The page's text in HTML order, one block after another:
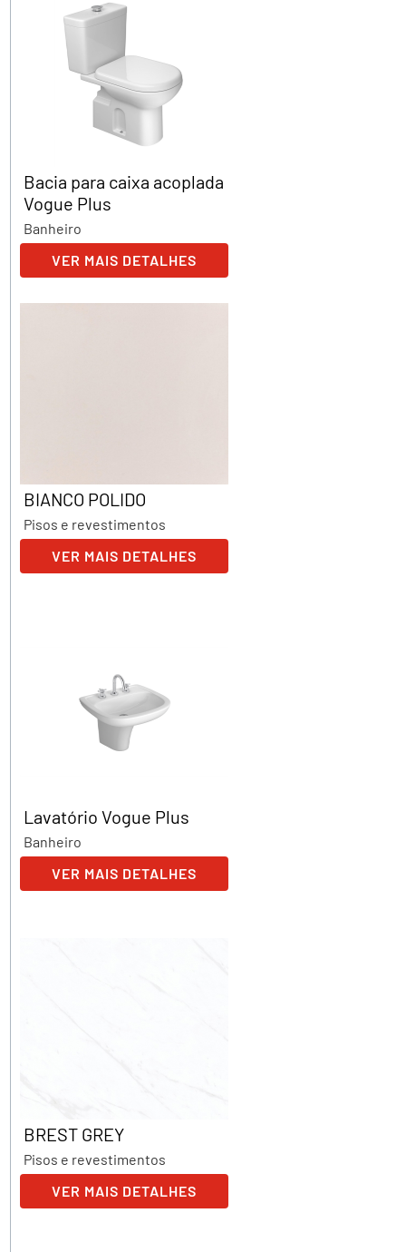
Bacia para caixa acoplada
Vogue Plus
Banheiro
VER MAIS DETALHES
BIANCO POLIDO
Pisos e revestimentos
VER MAIS DETALHES
Lavatório Vogue Plus
Banheiro
VER MAIS DETALHES
BREST GREY
Pisos e revestimentos
VER MAIS DETALHES